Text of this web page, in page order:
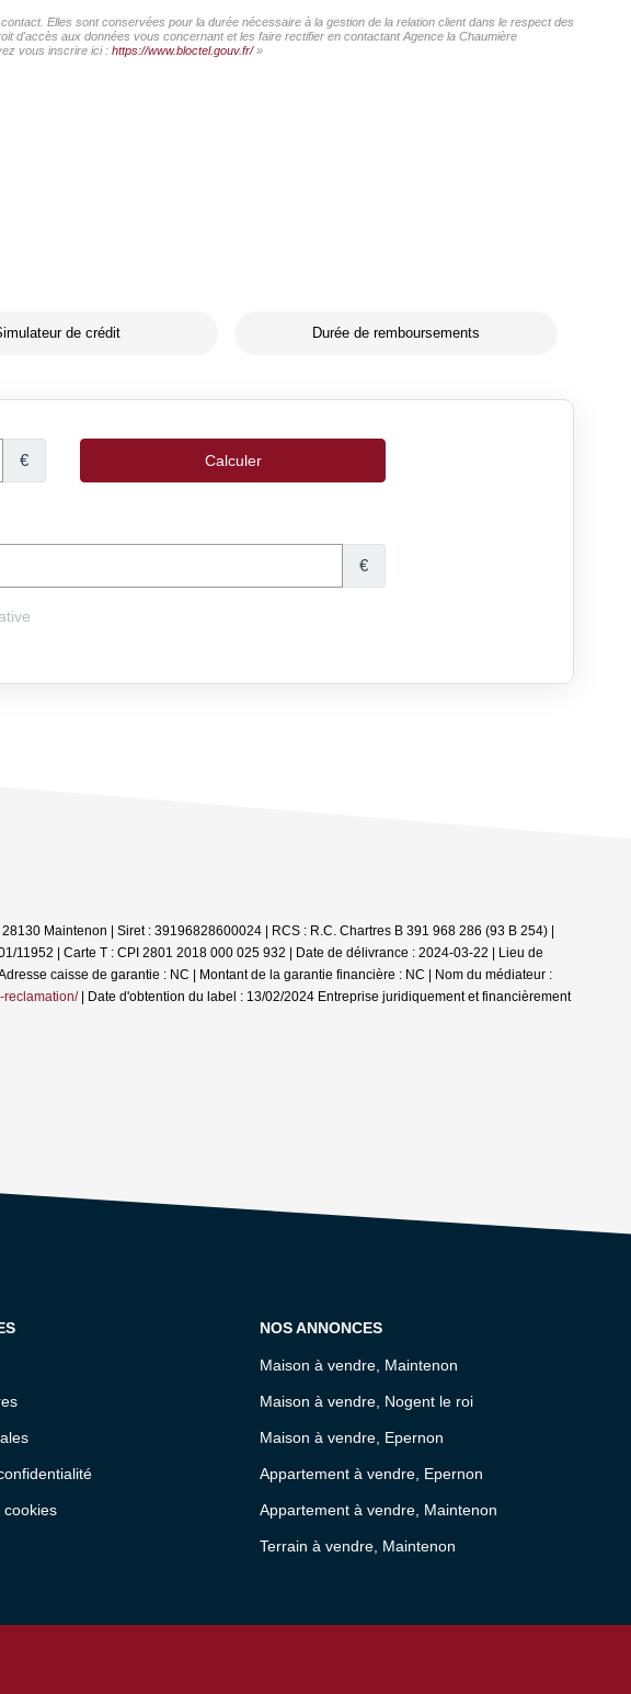
Elles sont conservées pour la durée nécessaire à la gestion de la relation client dans le respect des
d'accès aux données vous concernant et les faire rectifier en contactant Agence la Chaumière
vous inscrire ici : https://www.bloctel.gouv.fr/»
de crédit Durée de remboursements
Maintenon | Siret : 39196828600024 | RCS : R.C. Chartres B 391 968 286 (93 B 254) |
11952 | Carte T : CPI 2801 2018 000 025 932 | Date de délivrance : 2024-03-22 | Lieu de
caisse de garantie : NC | Montant de la garantie financière : NC | Nom du médiateur :
reclamation/| Date d'obtention du label : 13/02/2024 Entreprise juridiquement et financièrement
cookies
NOS ANNONCES
Maison à vendre, Maintenon
Maison à vendre, Nogent le roi
Maison à vendre, Epernon
Appartement à vendre, Epernon
Appartement à vendre, Maintenon
Terrain à vendre, Maintenon